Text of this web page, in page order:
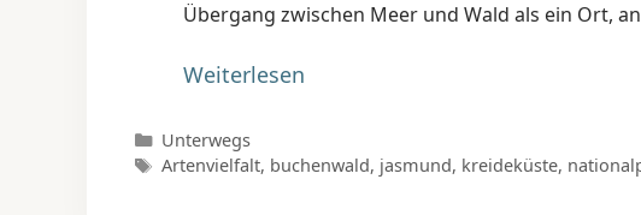
Übergang zwischen Meer und Wald als ein Ort,
Weiterlesen
Kategorien
Unterwegs
Schlagwörter
Artenvielfalt, buchenwald, jasmund, kreideküste,